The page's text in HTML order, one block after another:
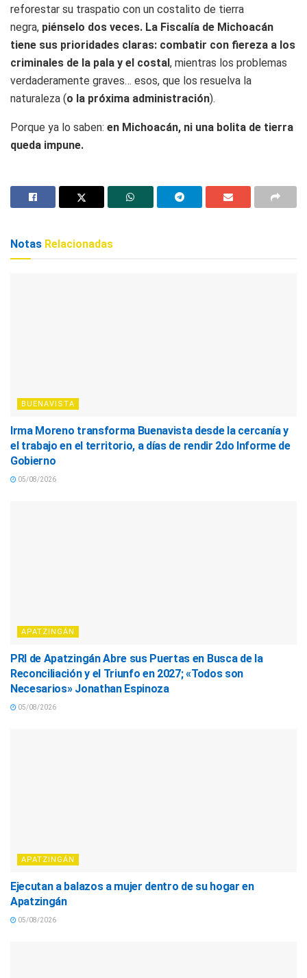
reforestar su traspatio con un costalito de tierra
negra, piénselo dos veces. La Fiscalía de Michoacán
tiene sus prioridades claras: combatir con fiereza a los
criminales de la pala y el costal, mientras los problemas
verdaderamente graves… esos, que los resuelva la
naturaleza (o la próxima administración).
Porque ya lo saben: en Michoacán, ni una bolita de tierra
queda impune.
Notas Relacionadas
BUENAVISTA
Irma Moreno transforma Buenavista desde la cercanía y
el trabajo en el territorio, a días de rendir 2do Informe de
Gobierno
05/08/2026
APATZINGÁN
PRI de Apatzingán Abre sus Puertas en Busca de la
Reconciliación y el Triunfo en 2027; «Todos son
Necesarios» Jonathan Espinoza
05/08/2026
APATZINGÁN
Ejecutan a balazos a mujer dentro de su hogar en
Apatzingán
05/08/2026